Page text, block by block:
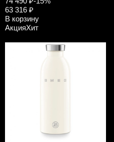
63 316 ₽
В корзину
АкцияХит